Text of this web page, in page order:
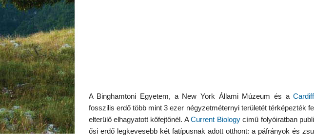
A Binghamtoni Egyetem, a New York Állami Múzeum és a
fosszilis erdő több mint 3 ezer négyzetméternyi területét térképezték
elterülő elhagyatott kőfejtőnél. ACurrent Biologycímű folyóiratban
ősi erdő legkevesebb két fatípusnak adott otthont: a páfrányok és